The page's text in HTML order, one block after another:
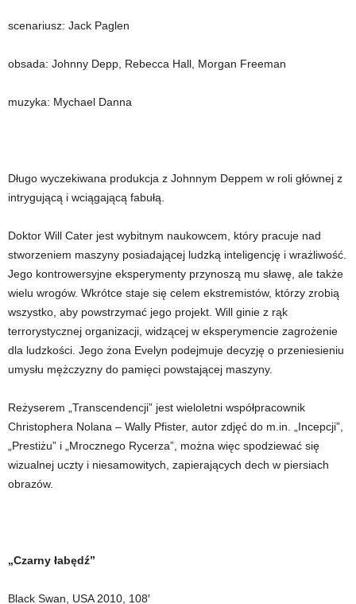
scenariusz: Jack Paglen
obsada: Johnny Depp, Rebecca Hall, Morgan Freeman
muzyka: Mychael Danna
Długo wyczekiwana produkcja z Johnnym Deppem w roli głównej z
intrygującą i wciągającą fabułą.
Doktor Will Cater jest wybitnym naukowcem, który pracuje nad
stworzeniem maszyny posiadającej ludzką inteligencję i wrażliwość.
Jego kontrowersyjne eksperymenty przynoszą mu sławę, ale także
wielu wrogów. Wkrótce staje się celem ekstremistów, którzy zrobią
wszystko, aby powstrzymać jego projekt. Will ginie z rąk
terrorystycznej organizacji, widzącej w eksperymencie zagrożenie
dla ludzkości. Jego żona Evelyn podejmuje decyzję o przeniesieniu
umysłu mężczyzny do pamięci powstającej maszyny.
Reżyserem „Transcendencji” jest wieloletni współpracownik
Christophera Nolana – Wally Pfister, autor zdjęć do m.in. „Incepcji”,
„Prestiżu” i „Mrocznego Rycerza”, można więc spodziewać się
wizualnej uczty i niesamowitych, zapierających dech w piersiach
obrazów.
„Czarny łabędź”
Black Swan, USA 2010, 108′